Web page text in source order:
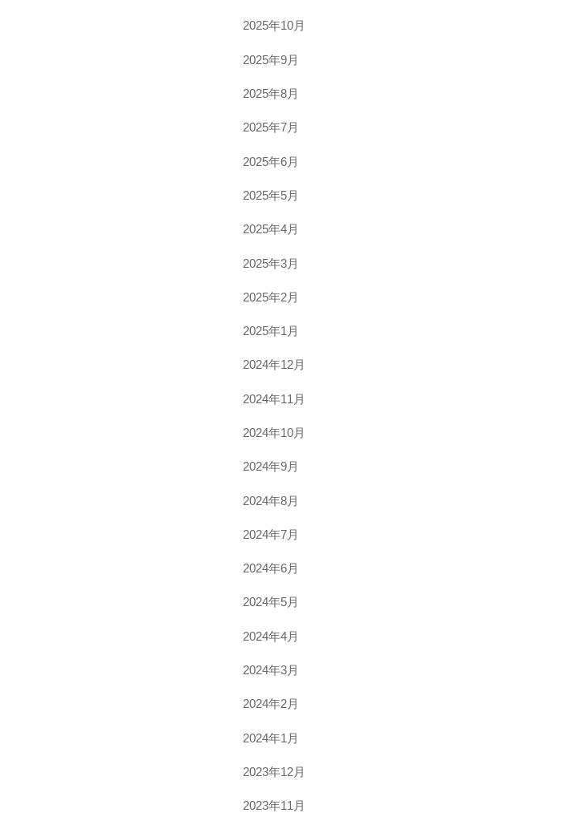
2025年10月
2025年9月
2025年8月
2025年7月
2025年6月
2025年5月
2025年4月
2025年3月
2025年2月
2025年1月
2024年12月
2024年11月
2024年10月
2024年9月
2024年8月
2024年7月
2024年6月
2024年5月
2024年4月
2024年3月
2024年2月
2024年1月
2023年12月
2023年11月